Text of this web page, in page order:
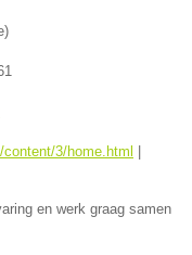
)
3/home.html
en werk graag samen